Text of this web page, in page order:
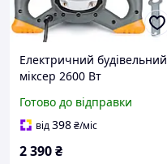
Електричний будівельний
міксер 2600 Вт
фарб та клею змішувач
Готово до відправки
від398₴/міс
2 390₴